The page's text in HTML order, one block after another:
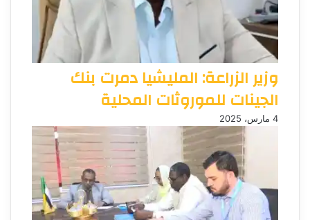
وزير الزراعة: المليشيا دمرت بنك
الجينات للموروثات المحلية
4 مارس، 2025